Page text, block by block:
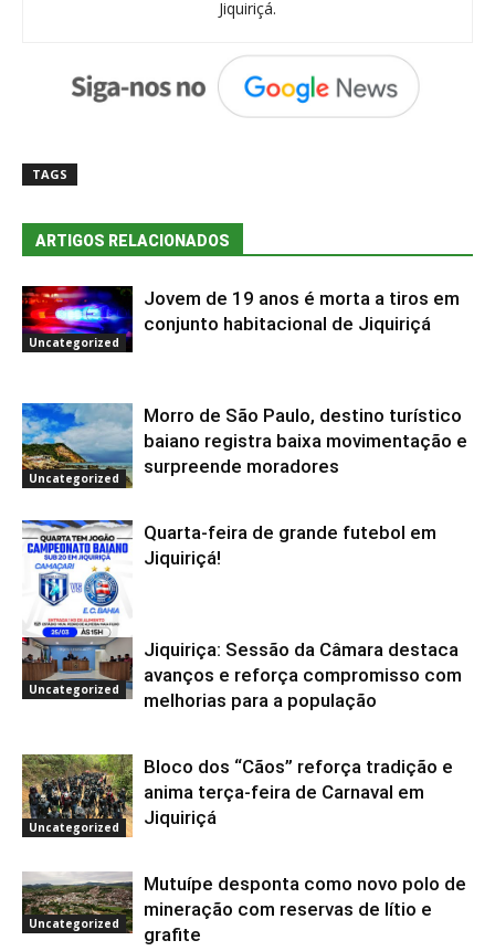
Jiquiriçá.
TAGS
ARTIGOS RELACIONADOS
Uncategorized
Jovem de 19 anos é morta a tiros em
conjunto habitacional de Jiquiriçá
Uncategorized
Morro de São Paulo, destino turístico
baiano registra baixa movimentação e
surpreende moradores
Uncategorized
Quarta-feira de grande futebol em
Jiquiriçá!
Uncategorized
Jiquiriça: Sessão da Câmara destaca
avanços e reforça compromisso com
melhorias para a população
Uncategorized
Bloco dos “Cãos” reforça tradição e
anima terça-feira de Carnaval em
Jiquiriçá
Uncategorized
Mutuípe desponta como novo polo de
mineração com reservas de lítio e
grafite